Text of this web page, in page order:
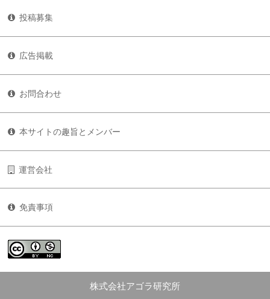
投稿募集
広告掲載
お問合わせ
本サイトの趣旨とメンバー
運営会社
免責事項
株式会社アゴラ研究所